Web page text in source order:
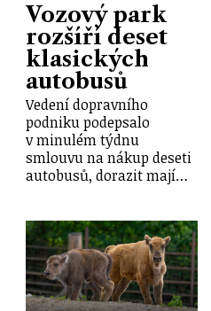
Vozový park
rozšíří deset
klasických
autobusů
Vedení dopravního
podniku podepsalo
v minulém týdnu
smlouvu na nákup deseti
autobusů, dorazit mají…